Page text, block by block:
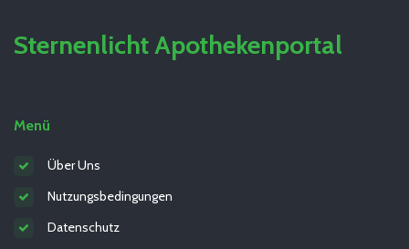
Sternenlicht Apothekenportal
Menü
Über Uns
Nutzungsbedingungen
Datenschutz